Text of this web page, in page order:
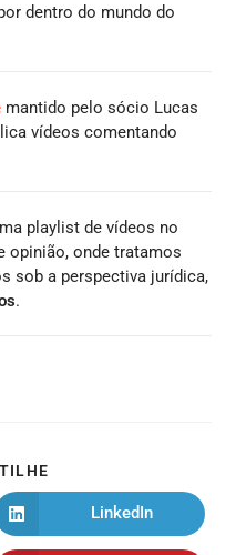
dentro do mundo do
mantido pelo sócio Lucas
vídeos comentando
playlist de vídeos no
opinião, onde tratamos
sob a perspectiva jurídica,
.
LinkedIn